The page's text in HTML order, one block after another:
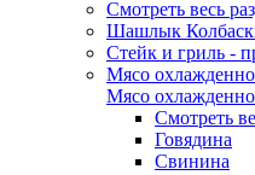
Смотреть весь
Шашлык
Стейк и гриль -
Мясо
Мясо
Смотреть
Говядина
Свинина